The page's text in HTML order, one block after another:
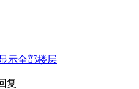
显示全部楼层
复